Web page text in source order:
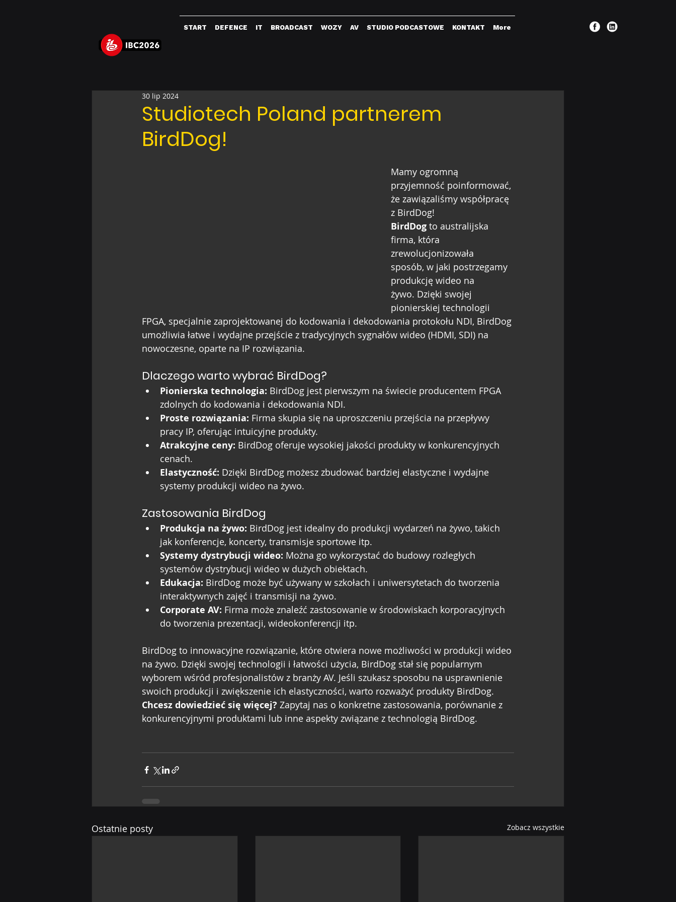
START DEFENCE IT BROADCAST WOZY AV STUDIO PODCASTOWE KONTAKT More
Studiotech Poland partnerem
BirdDog!
30 lip 2024
Mamy ogromną
przyjemność poinformować,
że zawiązaliśmy współpracę
z BirdDog!
BirdDog to australijska
firma, która
zrewolucjonizowała
sposób, w jaki postrzegamy
produkcję wideo na
żywo. Dzięki swojej
pionierskiej technologii
FPGA, specjalnie zaprojektowanej do kodowania i dekodowania protokołu NDI, BirdDog
umożliwia łatwe i wydajne przejście z tradycyjnych sygnałów wideo (HDMI, SDI) na
nowoczesne, oparte na IP rozwiązania.
Dlaczego warto wybrać BirdDog?
Pionierska technologia: BirdDog jest pierwszym na świecie producentem FPGA
zdolnych do kodowania i dekodowania NDI.
Proste rozwiązania: Firma skupia się na uproszczeniu przejścia na przepływy
pracy IP, oferując intuicyjne produkty.
Atrakcyjne ceny: BirdDog oferuje wysokiej jakości produkty w konkurencyjnych
cenach.
Elastyczność: Dzięki BirdDog możesz zbudować bardziej elastyczne i wydajne
systemy produkcji wideo na żywo.
Zastosowania BirdDog
Produkcja na żywo: BirdDog jest idealny do produkcji wydarzeń na żywo, takich
jak konferencje, koncerty, transmisje sportowe itp.
Systemy dystrybucji wideo: Można go wykorzystać do budowy rozległych
systemów dystrybucji wideo w dużych obiektach.
Edukacja: BirdDog może być używany w szkołach i uniwersytetach do tworzenia
interaktywnych zajęć i transmisji na żywo.
Corporate AV: Firma może znaleźć zastosowanie w środowiskach korporacyjnych
do tworzenia prezentacji, wideokonferencji itp.
BirdDog to innowacyjne rozwiązanie, które otwiera nowe możliwości w produkcji wideo
na żywo. Dzięki swojej technologii i łatwości użycia, BirdDog stał się popularnym
wyborem wśród profesjonalistów z branży AV. Jeśli szukasz sposobu na usprawnienie
swoich produkcji i zwiększenie ich elastyczności, warto rozważyć produkty BirdDog.
Chcesz dowiedzieć się więcej? Zapytaj nas o konkretne zastosowania, porównanie z
konkurencyjnymi produktami lub inne aspekty związane z technologią BirdDog.
Ostatnie posty Zobacz wszystkie